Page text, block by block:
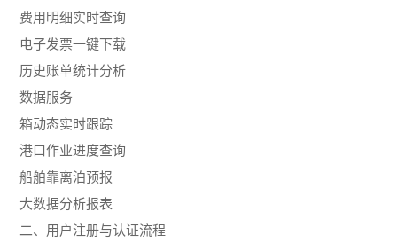
费用明细实时查询
电子发票一键下载
历史账单统计分析
数据服务
箱动态实时跟踪
港口作业进度查询
船舶靠离泊预报
大数据分析报表
二、用户注册与认证流程